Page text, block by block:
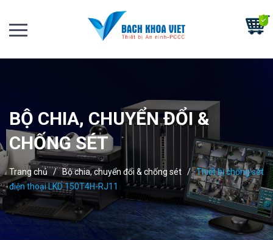
BỘ CHIA, CHUYỂN ĐỔI &
CHỐNG SÉT
Trang chủ / Bộ chia, chuyển đổi & chống sét / Thiết bị chống sét
điện thoại LKD 150T4H-RJ11